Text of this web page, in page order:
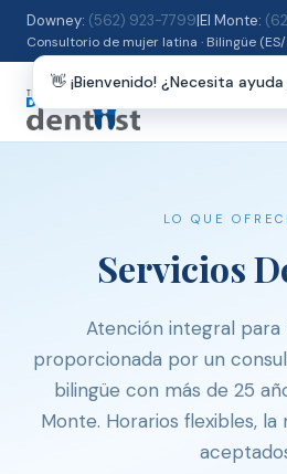
Downey: (562) 923-7799|El Monte:
Consultorio de mujer latina · Bilingüe
LO QUE
Servicios
Atención integral para
proporcionada por un
bilingüe con más de 25
Monte. Horarios flexibles, la
👋 ¡Bienvenido! ¿Necesita